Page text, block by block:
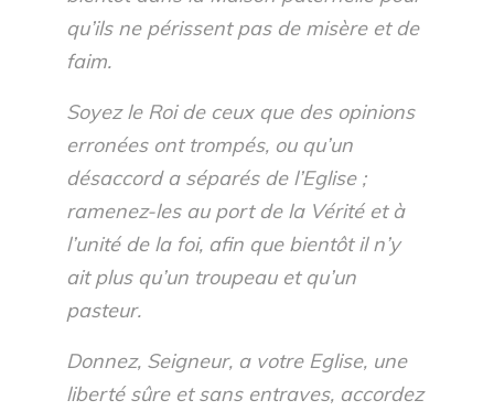
qu’ils ne périssent pas de misère et de
faim.
Soyez le Roi de ceux que des opinions
erronées ont trompés, ou qu’un
désaccord a séparés de l’Eglise ;
ramenez-les au port de la Vérité et à
l’unité de la foi, afin que bientôt il n’y
ait plus qu’un troupeau et qu’un
pasteur.
Donnez, Seigneur, a votre Eglise, une
liberté sûre et sans entraves, accordez